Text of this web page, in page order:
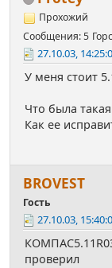
Прохожий
Сообщения: 5
27.10.03,
У меня стоит
Что была
Как ее
BROVEST
Гость
27.10.03,
проверил